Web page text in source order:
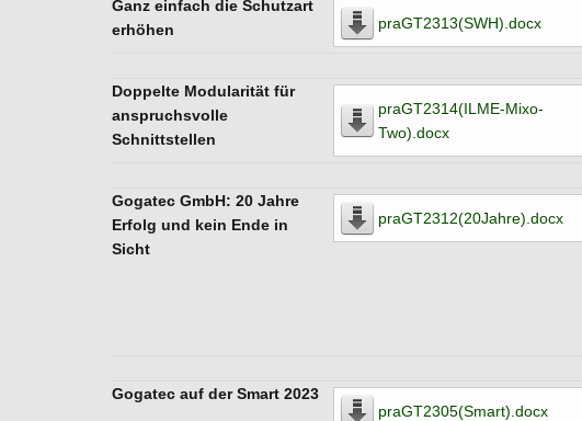
Ganz einfach die Schutzart
erhöhen
praGT2313(SWH).docx
Doppelte Modularität für
anspruchsvolle
Schnittstellen
praGT2314(ILME-Mixo-
Two).docx
Gogatec GmbH: 20 Jahre
Erfolg und kein Ende in
Sicht
praGT2312(20Jahre).docx
Gogatec auf der Smart 2023
praGT2305(Smart).docx